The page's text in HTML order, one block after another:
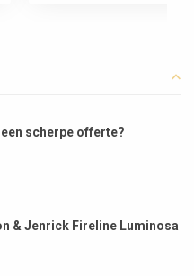
scherpe offerte?
& Jenrick Fireline Luminosa